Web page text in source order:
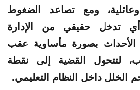
ومع تصاعد الضغوط
أي تدخل حقيقي من الإدارة
الأحداث بصورة مأساوية عقب
لتتحول القضية إلى نقطة
داخل النظام التعليمي.